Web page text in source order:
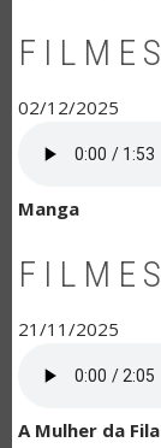
02/12/2025
Manga
21/11/2025
A Mulher da Fila